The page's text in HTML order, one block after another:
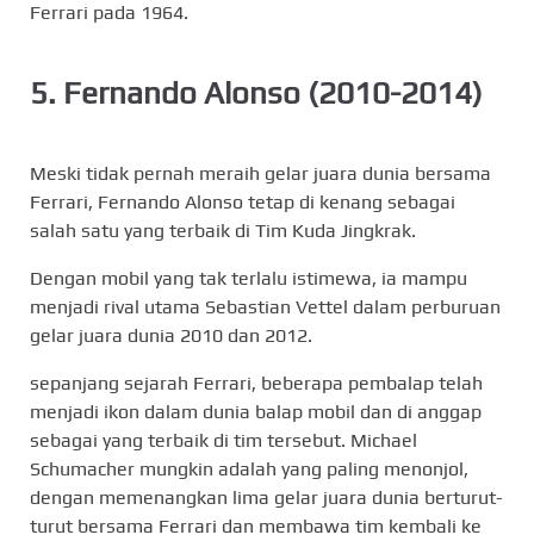
Ferrari pada 1964.
5. Fernando Alonso (2010-2014)
Meski tidak pernah meraih gelar juara dunia bersama
Ferrari, Fernando Alonso tetap di kenang sebagai
salah satu yang terbaik di Tim Kuda Jingkrak.
Dengan mobil yang tak terlalu istimewa, ia mampu
menjadi rival utama Sebastian Vettel dalam perburuan
gelar juara dunia 2010 dan 2012.
sepanjang sejarah Ferrari, beberapa pembalap telah
menjadi ikon dalam dunia balap mobil dan di anggap
sebagai yang terbaik di tim tersebut. Michael
Schumacher mungkin adalah yang paling menonjol,
dengan memenangkan lima gelar juara dunia berturut-
turut bersama Ferrari dan membawa tim kembali ke